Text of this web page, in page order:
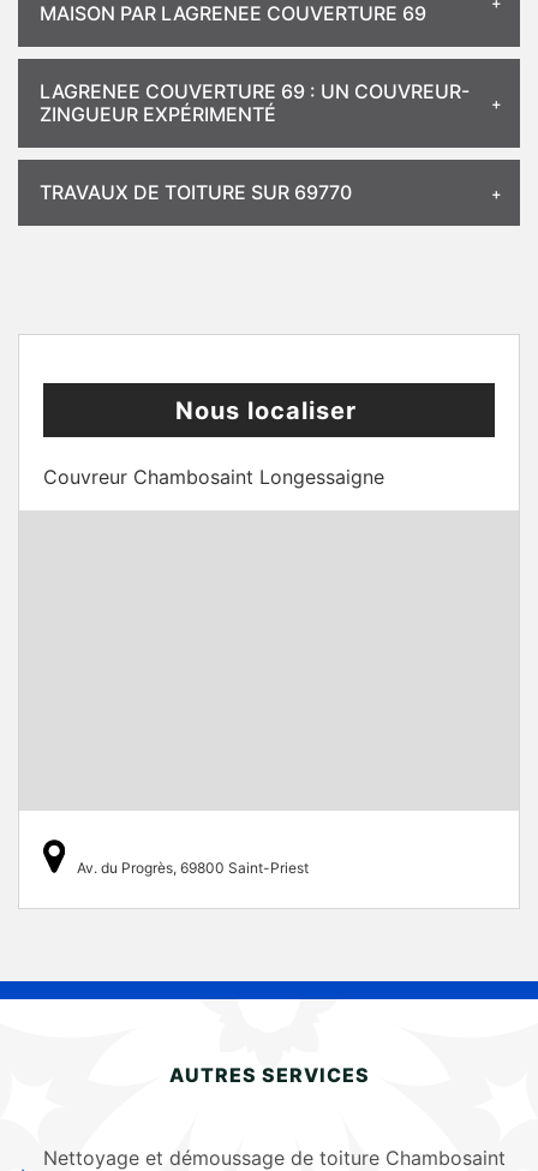
MAISON PAR LAGRENEE COUVERTURE 69
LAGRENEE COUVERTURE 69 : UN COUVREUR-
ZINGUEUR EXPÉRIMENTÉ
TRAVAUX DE TOITURE SUR 69770
Nous localiser
Couvreur Chambosaint Longessaigne
Av. du Progrès, 69800 Saint-Priest
AUTRES SERVICES
Nettoyage et démoussage de toiture Chambosaint